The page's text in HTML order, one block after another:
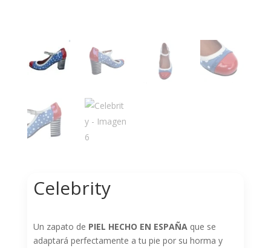
Celebrity
Un zapato de PIEL HECHO EN ESPAÑAque se
adaptará perfectamente a tu pie por su horma y